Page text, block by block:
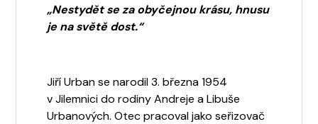
„Nestydět se za obyčejnou krásu, hnusu
je na světě dost.“
Jiří Urban se narodil 3. března 1954
v Jilemnici do rodiny Andreje a Libuše
Urbanových. Otec pracoval jako seřizovač